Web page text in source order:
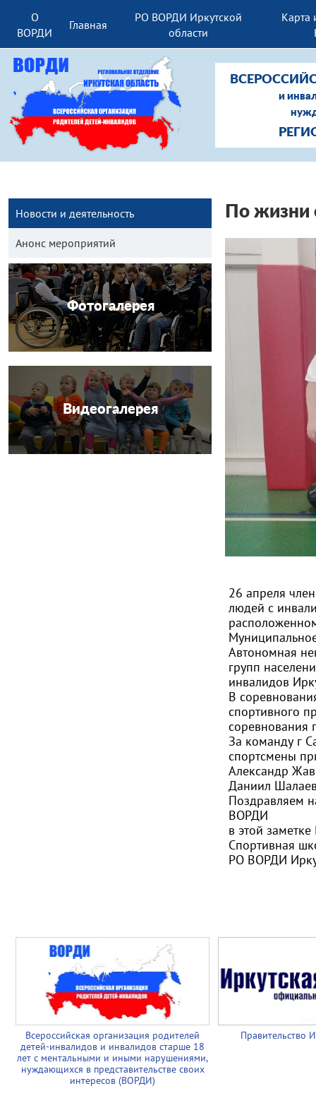
О
ВОРДИ
Главная
РО ВОРДИ Иркутской
области
Карта
и
Новости и деятельность
Анонс мероприятий
Фотогалерея
Видеогалерея
По жизни
26 апреля
людей с
Автономная
групп
инвалидов
В
спортивного
соревнования
За команду г
спортсмены
Александр
Даниил
Поздравляем
ВОРДИ
в этой
Спортивная
РО ВОРДИ
Всероссийская организация родителей
детей-инвалидов и инвалидов старше 18
лет с ментальными и иными нарушениями,
нуждающихся в представительстве своих
интересов (ВОРДИ)
Правительство